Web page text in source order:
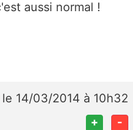
aussi normal !
le 14/03/2014 à 10h32
+ -